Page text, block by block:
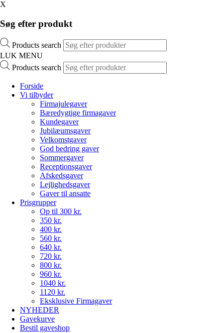
X
Søg efter produkt
Products search
LUK MENU
Products search
Forside
Vi tilbyder
Firmajulegaver
Bæredygtige firmagaver
Kundegaver
Jubilæumsgaver
Velkomstgaver
God bedring gaver
Sommergaver
Receptionsgaver
Afskedsgaver
Lejlighedsgaver
Gaver til ansatte
Prisgrupper
Op til 300 kr.
350 kr.
400 kr.
560 kr.
640 kr.
720 kr.
800 kr.
960 kr.
1040 kr.
1120 kr.
Eksklusive Firmagaver
NYHEDER
Gavekurve
Bestil gaveshop